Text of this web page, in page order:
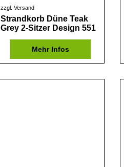
zzgl. Versand
Strandkorb Düne Teak
Grey 2-Sitzer Design 551
Mehr Infos